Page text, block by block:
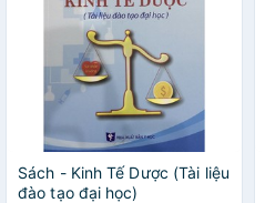
Sách - Kinh Tế Dược (Tài liệu
đào tạo đại học)